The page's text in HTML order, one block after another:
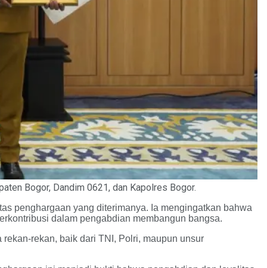
Bogor, Dandim 0621, dan Kapolres Bogor.
penghargaan yang diterimanya. Ia mengingatkan bahwa
dalam pengabdian membangun bangsa.
rekan, baik dari TNI, Polri, maupun unsur